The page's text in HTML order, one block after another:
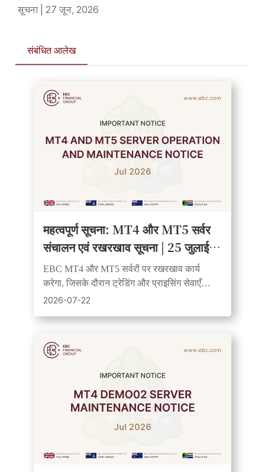
सूचना | 27 जून, 2026
संबंधित आलेख
महत्वपूर्ण सूचना: MT4 और MT5 सर्वर
संचालन एवं रखरखाव सूचना | 25 जुलाई
2026
EBC MT4 और MT5 सर्वरों पर रखरखाव कार्य
करेगा, जिसके दौरान ट्रेडिंग और प्राइसिंग सेवाएँ
अस्थायी रूप से निलंबित कर दी जाएँगी। सभी सिस्टम
2026-07-22